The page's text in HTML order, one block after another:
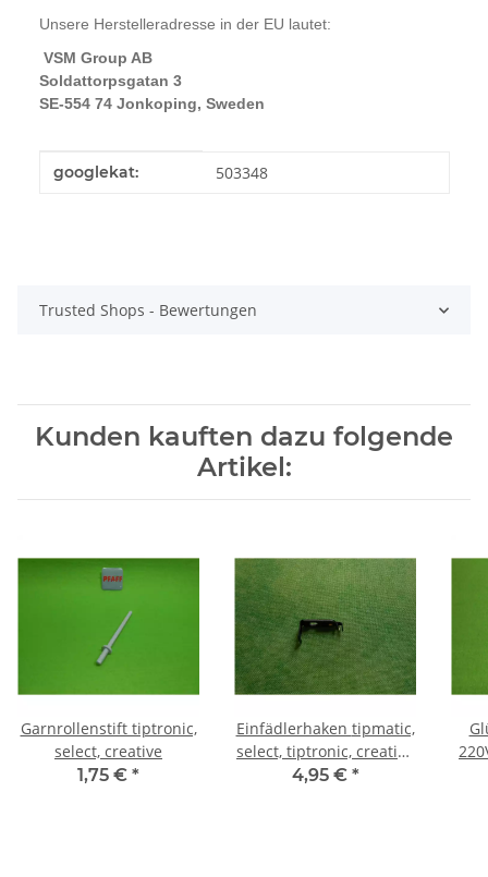
Unsere Herstelleradresse in der EU lautet:
VSM Group AB
Soldattorpsgatan 3
SE-554 74 Jonkoping, Sweden
Produkteigenschaft
Wert
googlekat: 503348
Trusted Shops - Bewertungen
Kunden kauften dazu folgende
Artikel:
Garnrollenstift tiptronic,
select, creative
1,75 € *
Einfädlerhaken tipmatic,
select, tiptronic, creative
1467, 260
4,95 € *